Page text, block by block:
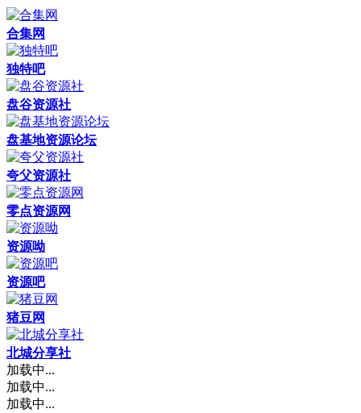
合集网
独特吧
盘谷资源社
盘基地资源论坛
夸父资源社
零点资源网
资源呦
资源吧
猪豆网
北城分享社
加载中...
加载中...
加载中...